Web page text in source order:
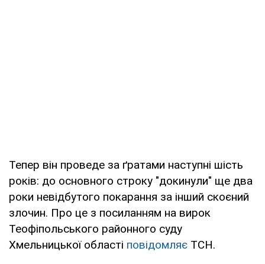
Тепер він проведе за ґратами наступні шість
років: до основного строку "докинули" ще два
роки невідбутого покарання за інший скоєний
злочин. Про це з посиланням на вирок
Теофіпольського районного суду
Хмельницької області повідомляє ТСН.